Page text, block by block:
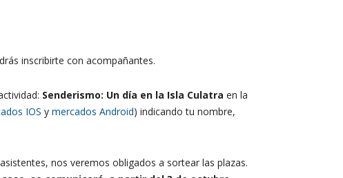
inscribirte con acompañantes.
Senderismo: Un día en la Isla Culatra en la
IOS y mercados Android) indicando tu nombre,
nos veremos obligados a sortear las plazas.